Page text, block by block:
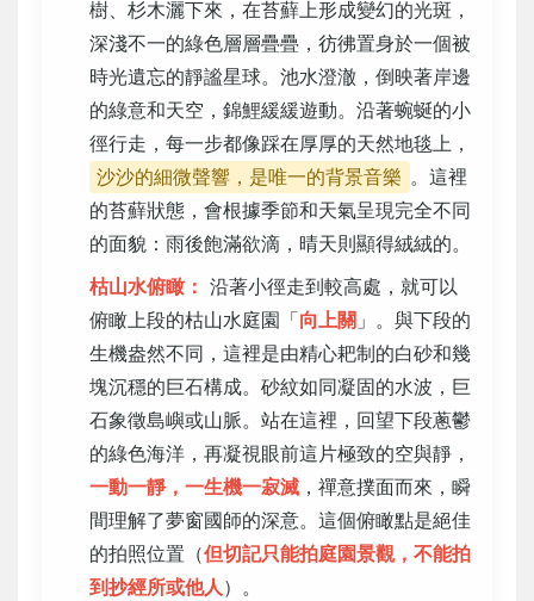
樹、杉木灑下來，在苔蘚上形成變幻的光斑，
深淺不一的綠色層層疊疊，彷彿置身於一個被
時光遺忘的靜謐星球。池水澄澈，倒映著岸邊
的綠意和天空，錦鯉緩緩遊動。沿著蜿蜒的小
徑行走，每一步都像踩在厚厚的天然地毯上，
沙沙的細微聲響，是唯一的背景音樂 。這裡
的苔蘚狀態，會根據季節和天氣呈現完全不同
的面貌：雨後飽滿欲滴，晴天則顯得絨絨的。
枯山水俯瞰： 沿著小徑走到較高處，就可以
俯瞰上段的枯山水庭園「向上關 」。與下段的
生機盎然不同，這裡是由精心耙制的白砂和幾
塊沉穩的巨石構成。砂紋如同凝固的水波，巨
石象徵島嶼或山脈。站在這裡，回望下段蔥鬱
的綠色海洋，再凝視眼前這片極致的空與靜，
一動一靜，一生機一寂滅 ，禪意撲面而來，瞬
間理解了夢窗國師的深意。這個俯瞰點是絕佳
的拍照位置（但切記只能拍庭園景觀，不能拍
到抄經所或他人）。